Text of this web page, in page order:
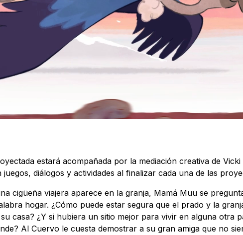
estará acompañada por la mediación creativa de Vicki
juegos, diálogos y actividades al finalizar cada una de las
cigüeña viajera aparece en la granja, Mamá Muu se
hogar. ¿Cómo puede estar segura que el prado y la
casa? ¿Y si hubiera un sitio mejor para vivir en alguna otra
Al Cuervo le cuesta demostrar a su gran amiga que no